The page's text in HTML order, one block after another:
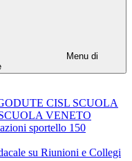
Menu di
CISL SCUOLA
VENETO
sportello 150
su Riunioni e Collegi